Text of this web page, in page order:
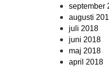
september
augusti
juli 2018
juni 2018
maj 2018
april 2018